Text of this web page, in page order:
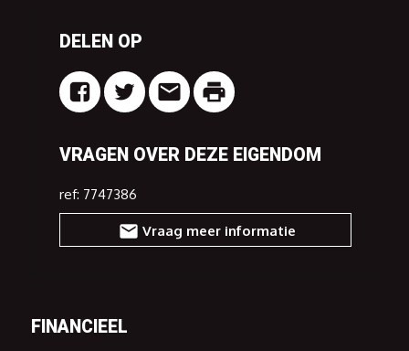
knooppunt van Kampenhout-Sas.
De kantoorruimte wordt casco opgeleverd, zodat de
ruimte naar wens kan worden ingericht en perfect kan
worden afgestemd naar jouw activiteiten. Bovendien
een douchekamer en een keuken, zodat je de
comfortabele en functionele werkomgeving.
Uw eigendom verkopen? Erkend schatter-expert
Gwenny De Vroe komt uw woning gratis schatten!
DELEN OP
VRAGEN OVER DEZE EIGENDOM
ref: 7747386
Vraag meer informatie
FINANCIEEL